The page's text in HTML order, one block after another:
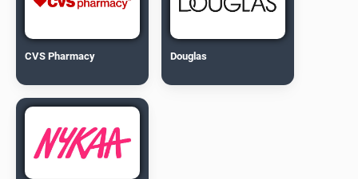
CVS Pharmacy Douglas